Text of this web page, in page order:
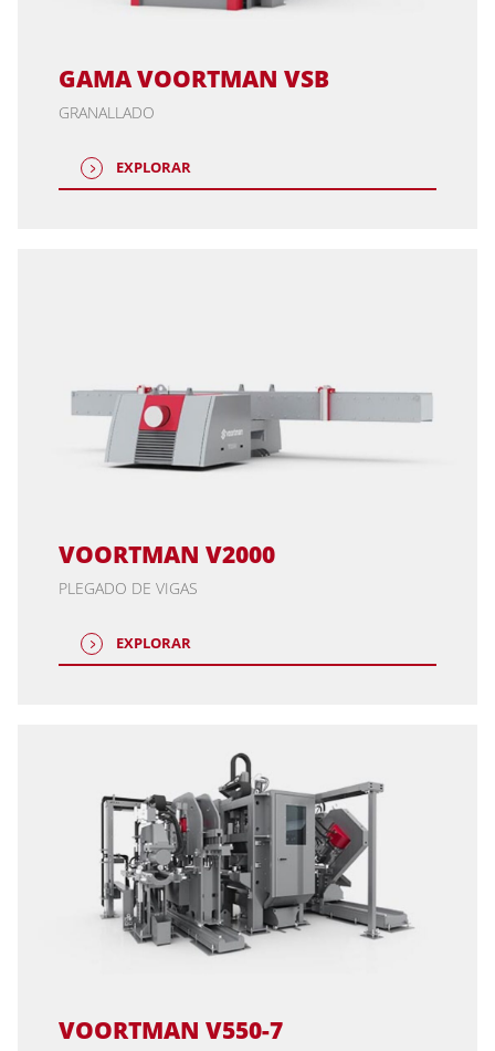
GAMA VOORTMAN VSB
GRANALLADO
EXPLORAR
VOORTMAN V2000
PLEGADO DE VIGAS
EXPLORAR
VOORTMAN V550-7